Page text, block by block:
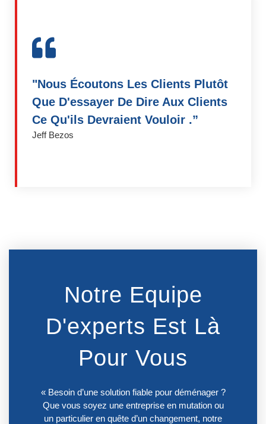
"Nous Écoutons Les Clients Plutôt
Que D'essayer De Dire Aux Clients
Ce Qu'ils Devraient Vouloir .”
Jeff Bezos
Notre Equipe
D'experts Est Là
Pour Vous
« Besoin d’une solution fiable pour déménager ?
Que vous soyez une entreprise en mutation ou
un particulier en quête d’un changement, notre